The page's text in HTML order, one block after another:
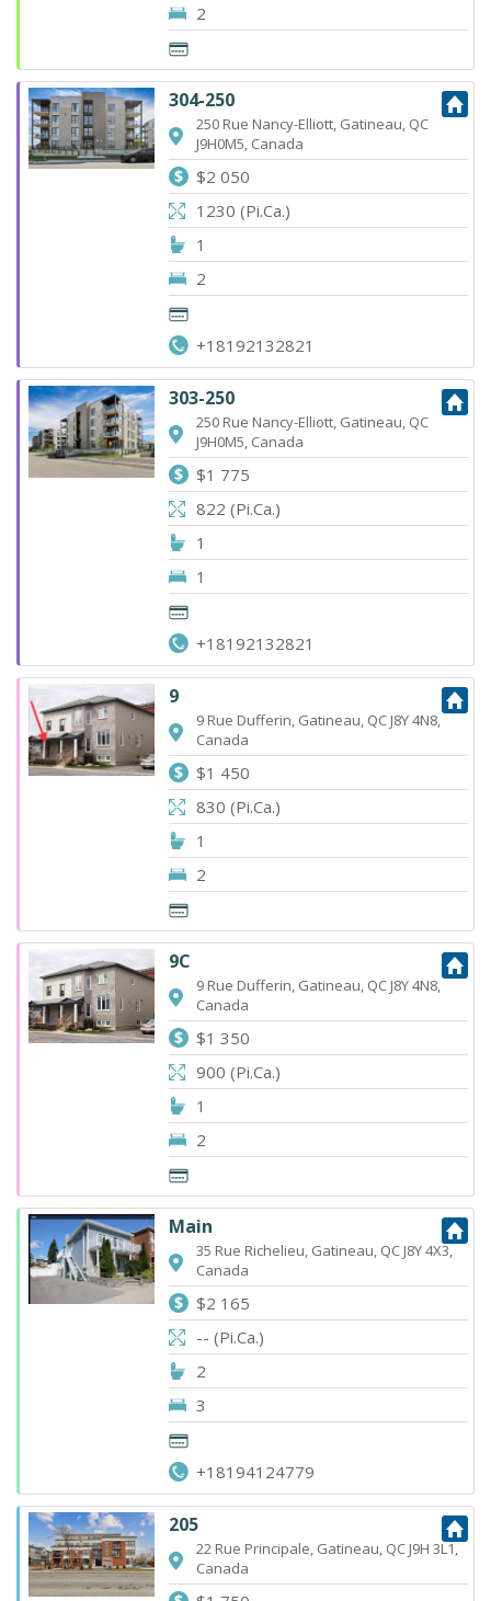
2
304-250
250 Rue Nancy-Elliott, Gatineau, QC
J9H0M5, Canada
$2 050
1230 (Pi.Ca.)
1
2
+18192132821
303-250
250 Rue Nancy-Elliott, Gatineau, QC
J9H0M5, Canada
$1 775
822 (Pi.Ca.)
1
1
+18192132821
9
9 Rue Dufferin, Gatineau, QC J8Y 4N8,
Canada
$1 450
830 (Pi.Ca.)
1
2
9C
9 Rue Dufferin, Gatineau, QC J8Y 4N8,
Canada
$1 350
900 (Pi.Ca.)
1
2
Main
35 Rue Richelieu, Gatineau, QC J8Y 4X3,
Canada
$2 165
-- (Pi.Ca.)
2
3
+18194124779
205
22 Rue Principale, Gatineau, QC J9H 3L1,
Canada